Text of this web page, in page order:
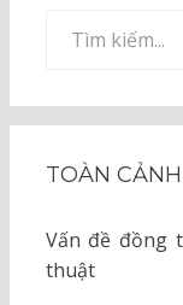
kiếm
TOÀN CẢNH
Vấn đề đồng
thuật